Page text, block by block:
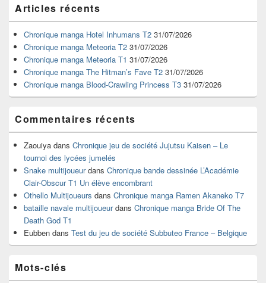
principale
de
widget
pour
barre
latérale
Articles récents
Chronique manga Hotel Inhumans T2 31/07/2026
Chronique manga Meteoria T2 31/07/2026
Chronique manga Meteoria T1 31/07/2026
Chronique manga The Hitman’s Fave T2 31/07/2026
Chronique manga Blood-Crawling Princess T3 31/07/2026
Commentaires récents
Zaouiya dans Chronique jeu de société Jujutsu Kaisen – Le
tournoi des lycées jumelés
Snake multijoueurdans Chronique bande dessinée L’Académie
Clair-Obscur T1 Un élève encombrant
Othello Multijoueurs dans Chronique manga Ramen Akaneko T7
bataille navale multijoueurdans Chronique manga Bride Of The
Death God T1
Eubben dans Test du jeu de société Subbuteo France – Belgique
Mots-clés